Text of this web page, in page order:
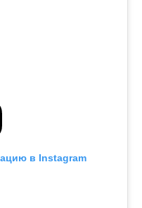
в Instagram